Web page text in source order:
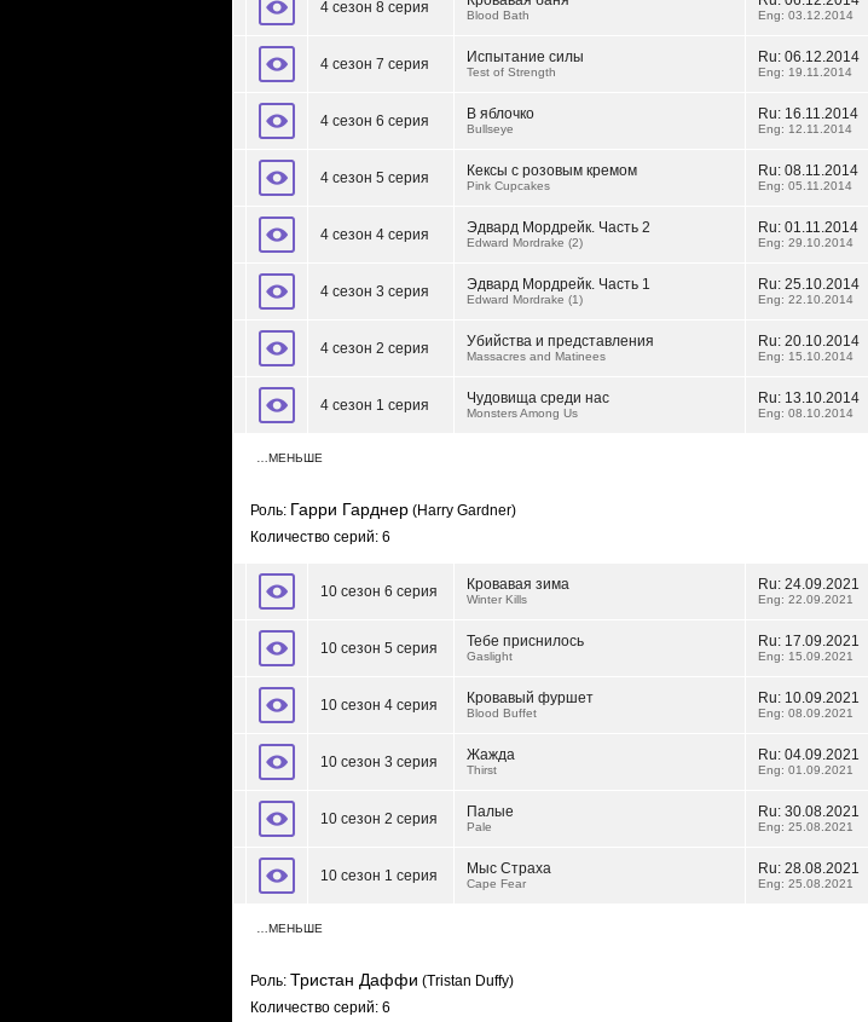
4 сезон 8 серия Blood Bath Eng: 03.12.2014
4 сезон 7 серия Испытание силы
Test of Strength
Ru: 06.12.2014
Eng: 19.11.2014
4 сезон 6 серия В яблочко
Bullseye
Ru: 16.11.2014
Eng: 12.11.2014
4 сезон 5 серия Кексы с розовым кремом
Pink Cupcakes
Ru: 08.11.2014
Eng: 05.11.2014
4 сезон 4 серия Эдвард Мордрейк. Часть 2
Edward Mordrake (2)
Ru: 01.11.2014
Eng: 29.10.2014
4 сезон 3 серия Эдвард Мордрейк. Часть 1
Edward Mordrake (1)
Ru: 25.10.2014
Eng: 22.10.2014
4 сезон 2 серия Убийства и представления
Massacres and Matinees
Ru: 20.10.2014
Eng: 15.10.2014
4 сезон 1 серия Чудовища среди нас
Monsters Among Us
Ru: 13.10.2014
Eng: 08.10.2014
…МЕНЬШЕ
Роль: Гарри Гарднер (Harry Gardner)
Количество серий: 6
10 сезон 6 серия Кровавая зима
Winter Kills
Ru: 24.09.2021
Eng: 22.09.2021
10 сезон 5 серия Тебе приснилось
Gaslight
Ru: 17.09.2021
Eng: 15.09.2021
10 сезон 4 серия Кровавый фуршет
Blood Buffet
Ru: 10.09.2021
Eng: 08.09.2021
10 сезон 3 серия Жажда
Thirst
Ru: 04.09.2021
Eng: 01.09.2021
10 сезон 2 серия Палые
Pale
Ru: 30.08.2021
Eng: 25.08.2021
10 сезон 1 серия Мыс Страха
Cape Fear
Ru: 28.08.2021
Eng: 25.08.2021
…МЕНЬШЕ
Роль: Тристан Даффи (Tristan Duffy)
Количество серий: 6